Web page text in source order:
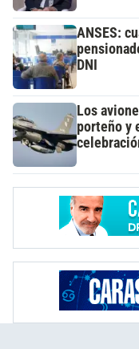
ANSES:
DNI
Los
porteño y